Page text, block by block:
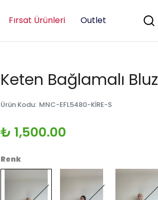
Fırsat Ürünleri Outlet
Keten Bağlamalı Bluz
Ürün Kodu: MNC-EFL5480-KİRE-S
₺ 1,500.00
Renk